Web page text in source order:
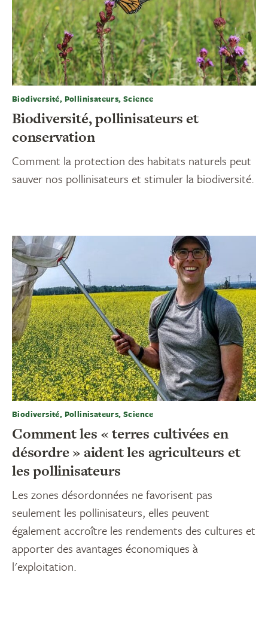
Biodiversité, Pollinisateurs, Science
Biodiversité, pollinisateurs et
conservation
Comment la protection des habitats naturels peut
sauver nos pollinisateurs et stimuler la biodiversité.
Biodiversité, Pollinisateurs, Science
Comment les « terres cultivées en
désordre » aident les agriculteurs et
les pollinisateurs
Les zones désordonnées ne favorisent pas
seulement les pollinisateurs, elles peuvent
également accroître les rendements des cultures et
apporter des avantages économiques à
l'exploitation.